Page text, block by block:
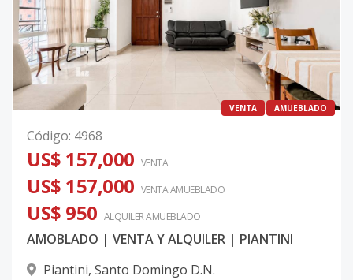
VENTA AMUEBLADO
Código: 4968
US$ 157,000 VENTA
US$ 157,000 VENTA AMUEBLADO
US$ 950 ALQUILERAMUEBLADO
AMOBLADO | VENTA Y ALQUILER | PIANTINI
Piantini, Santo Domingo D.N.